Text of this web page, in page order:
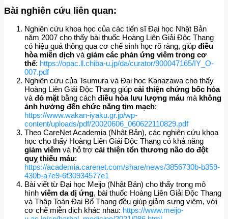
Bài nghiên cứu liên quan:
Nghiên cứu khoa học của các tiến sĩ Đại học Nhật Bản
năm 2007 cho thấy bài thuốc Hoàng Liên Giải Độc Thang
có hiệu quả thông qua cơ chế sinh học rõ ràng, giúp điều
hòa miễn dịch và giảm các phản ứng viêm trong cơ
thể: https://opac.ll.chiba-u.jp/da/curator/900047165/IY_O-
007.pdf
Nghiên cứu của Tsumura và Đại học Kanazawa cho thấy
Hoàng Liên Giải Độc Thang giúp cải thiện chứng bốc hỏa
và đỏ mặt bằng cách điều hòa lưu lượng máu mà không
ảnh hưởng đến chức năng tim mạch:
https://www.wakan-iyaku.gr.jp/wp-
content/uploads/pdf/20020606_060622110829.pdf
Theo CareNet Academia (Nhật Bản), các nghiên cứu khoa
học cho thấy Hoàng Liên Giải Độc Thang có khả năng
giảm viêm và hỗ trợ cải thiện tổn thương não do đột
quỵ thiếu máu:
https://academia.carenet.com/share/news/3856730b-b359-
430b-a7e9-6f30934577e1
Bài viết từ Đại học Meijo (Nhật Bản) cho thấy trong mô
hình viêm da dị ứng, bài thuốc Hoàng Liên Giải Độc Thang
và Thập Toàn Đại Bổ Thang đều giúp giảm sưng viêm, với
cơ chế miễn dịch khác nhau: https://www.meijo-